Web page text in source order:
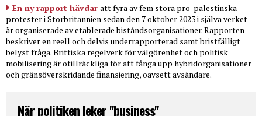
En ny rapport hävdar att fyra av fem stora pro-palestinska
protester i Storbritannien sedan den 7 oktober 2023 i själva verket
är organiserade av etablerade biståndsorganisationer. Rapporten
beskriver en reell och delvis underrapporterad samt bristfälligt
belyst fråga. Brittiska regelverk för välgörenhet och politisk
mobilisering är otillräckliga för att fånga upp hybridorganisationer
och gränsöverskridande finansiering, oavsett avsändare.
När politiken leker "business"